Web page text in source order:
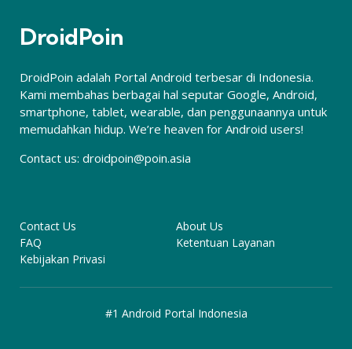
DroidPoin
DroidPoin adalah Portal Android terbesar di Indonesia.
Kami membahas berbagai hal seputar Google, Android,
smartphone, tablet, wearable, dan penggunaannya untuk
memudahkan hidup. We’re heaven for Android users!
Contact us: droidpoin@poin.asia
Contact Us
About Us
FAQ
Ketentuan Layanan
Kebijakan Privasi
#1 Android Portal Indonesia